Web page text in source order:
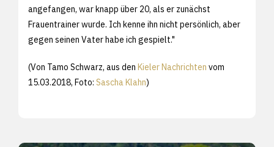
angefangen, war knapp über 20, als er zunächst
Frauentrainer wurde. Ich kenne ihn nicht persönlich, aber
gegen seinen Vater habe ich gespielt."
(Von Tamo Schwarz, aus den Kieler Nachrichten vom
15.03.2018, Foto: Sascha Klahn)